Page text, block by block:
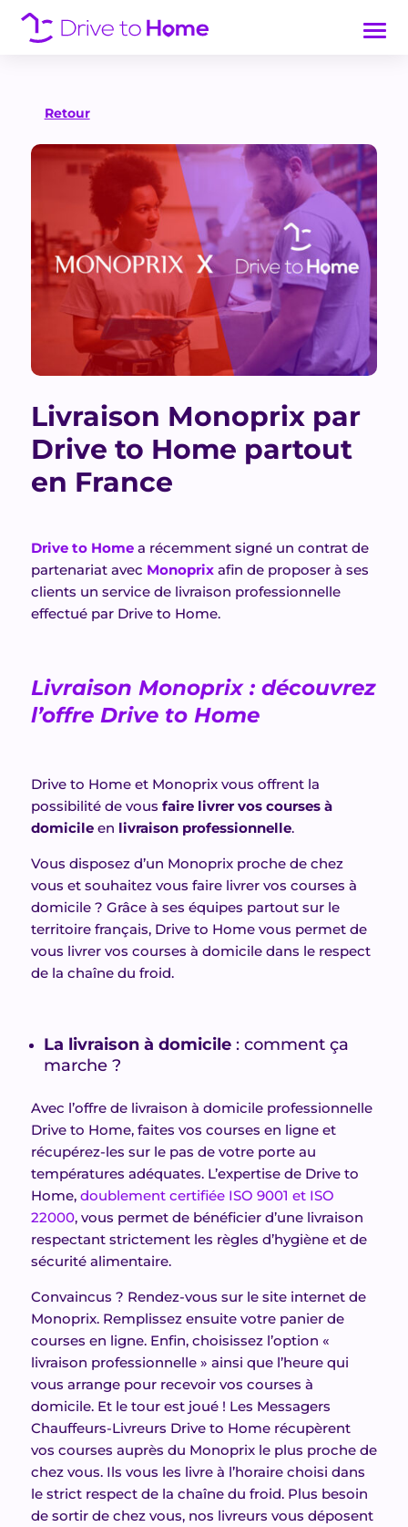
Retour
Livraison Monoprix par
Drive to Home partout
en France
Drive to Homea récemment signé un contrat de
partenariat avec Monoprix afin de proposer à ses
clients un service de livraison professionnelle
effectué par Drive to Home.
Livraison Monoprix : découvrez
l’offre Drive to Home
Drive to Home et Monoprix vous offrent la
possibilité de vous faire livrer vos courses à
domicileen livraison professionnelle.
Vous disposez d’un Monoprix proche de chez
vous et souhaitez vous faire livrer vos courses à
domicile ? Grâce à ses équipes partout sur le
territoire français, Drive to Home vous permet de
vous livrer vos courses à domicile dans le respect
de la chaîne du froid.
La livraison à domicile : comment ça
marche ?
Avec l’offre de livraison à domicile professionnelle
Drive to Home, faites vos courses en ligne et
récupérez-les sur le pas de votre porte au
températures adéquates. L’expertise de Drive to
Home, doublement certifiée ISO 9001 et ISO
22000, vous permet de bénéficier d’une livraison
respectant strictement les règles d’hygiène et de
sécurité alimentaire.
Convaincus ? Rendez-vous sur le site internet de
Monoprix. Remplissez ensuite votre panier de
courses en ligne. Enfin, choisissez l’option «
livraison professionnelle » ainsi que l’heure qui
vous arrange pour recevoir vos courses à
domicile. Et le tour est joué ! Les Messagers
Chauffeurs-Livreurs Drive to Home récupèrent
vos courses auprès du Monoprix le plus proche de
chez vous. Ils vous les livre à l’horaire choisi dans
le strict respect de la chaîne du froid. Plus besoin
de sortir de chez vous, nos livreurs vous déposent